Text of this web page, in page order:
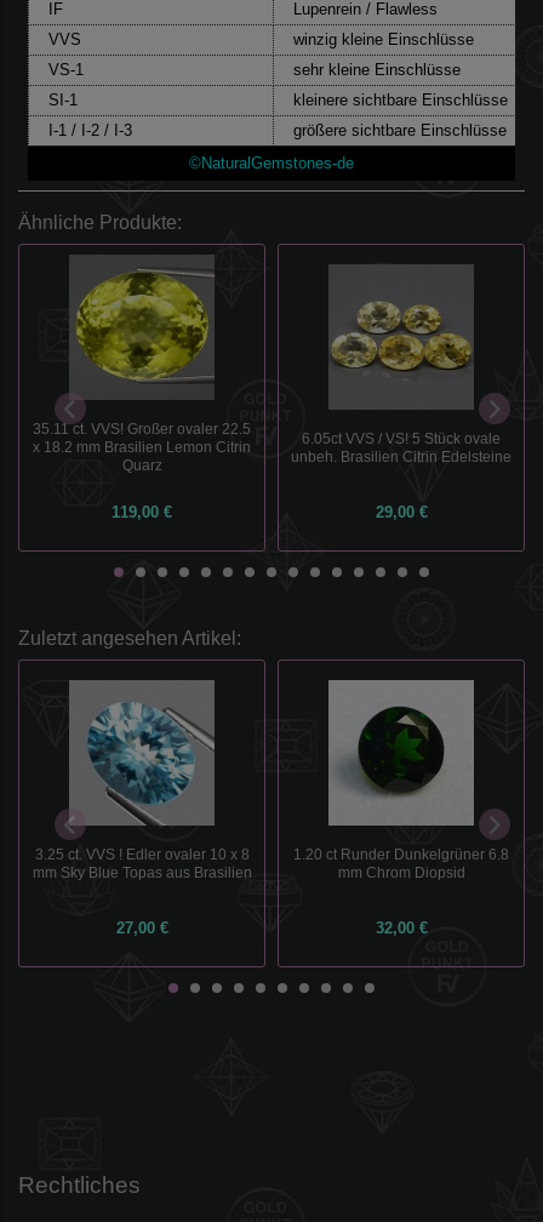
IF
Lupenrein / Flawless
VVS
winzig kleine Einschlüsse
VS-1
sehr kleine Einschlüsse
SI-1
kleinere sichtbare Einschlüsse
I-1 / I-2 / I-3
größere sichtbare Einschlüsse
©NaturalGemstones-de
Ähnliche Produkte:
35.11 ct. VVS! Großer ovaler 22.5
x 18.2 mm Brasilien Lemon Citrin
Quarz
119,00 €
6.05ct VVS / VS! 5 Stück ovale
unbeh. Brasilien Citrin Edelsteine
29,00 €
Zuletzt angesehen Artikel:
3.25 ct. VVS ! Edler ovaler 10 x 8
mm Sky Blue Topas aus Brasilien
27,00 €
1.20 ct Runder Dunkelgrüner 6.8
mm Chrom Diopsid
32,00 €
Rechtliches